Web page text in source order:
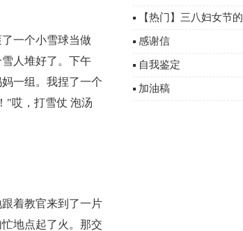
一个小雪球当做
人堆好了。下午
一组。我捏了一个
"哎，打雪仗 泡汤
着教官来到了一片
地点起了火。那交
「二十四节气」
【热门】三八妇女节的
作文200字锦集九篇
感谢信
自我鉴定
加油稿